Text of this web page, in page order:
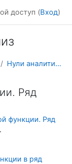
доступ (Вход)
Нули аналитической функции. Ряд Лорана. Часть 1
Ряд
функции. Ряд
в ряд